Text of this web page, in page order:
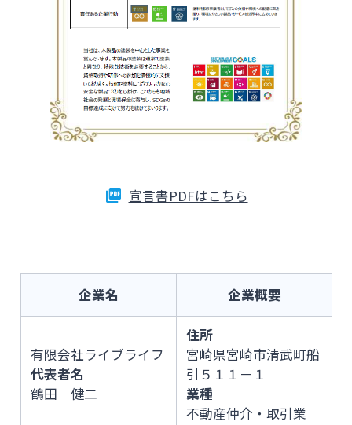
事業性融資電子契約サービス
みやぎん電子交付サービス
保証申込サービス
外国送金依頼書作成サービス
閉じる
ニュースリリース一覧
お問い合わせ先一覧
宣言書PDFはこちら
企業名 企業概要
有限会社ライブライフ
代表者名
鶴田 健二
住所
宮崎県宮崎市清武町船
引５１１－１
業種
不動産仲介・取引業